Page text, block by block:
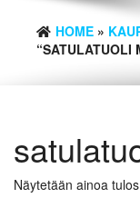
HOME »
“SATULATUOLI
Näytetään ainoa tulos